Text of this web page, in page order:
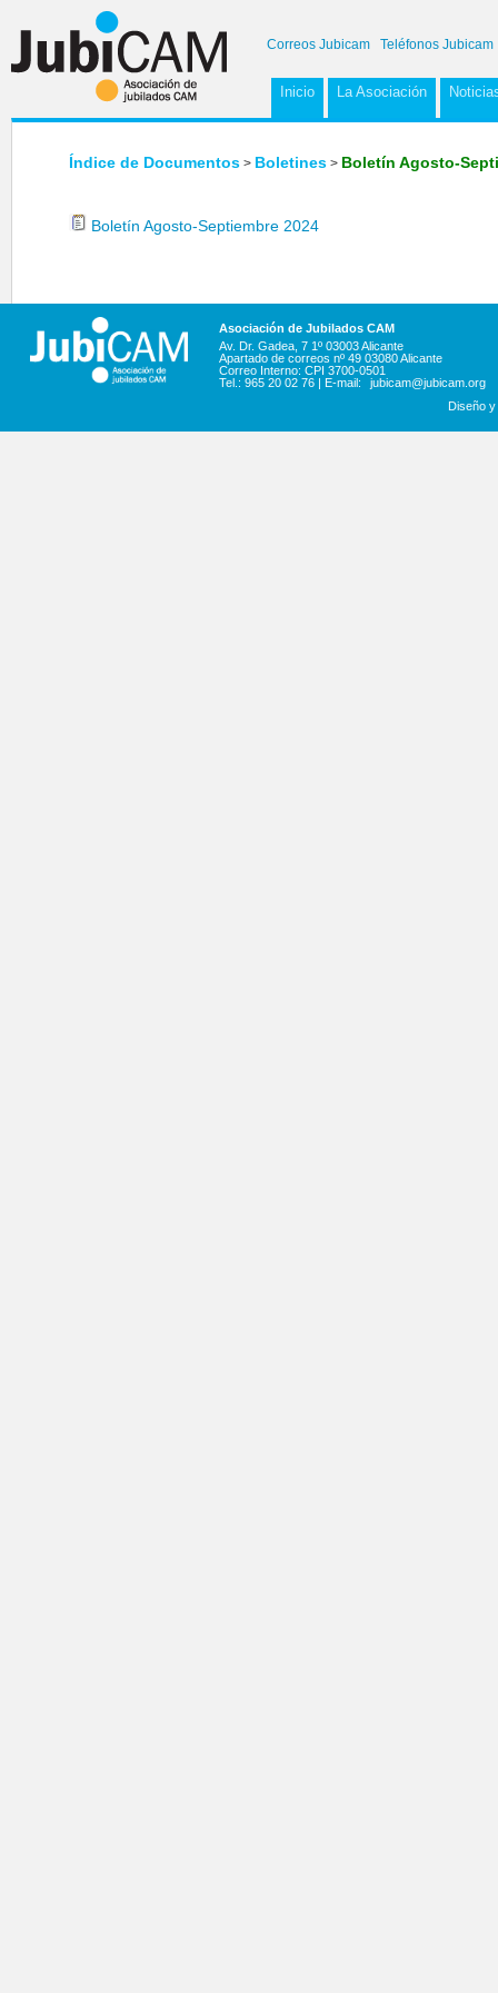
Correos Jubicam Teléfonos Jubicam
Inicio La Asociación
Índice de Documentos > Boletines > Boletín Agosto-
Boletín Agosto-Septiembre 2024
Asociación de Jubilados CAM
Av. Dr. Gadea, 7 1º 03003 Alicante
Apartado de correos nº 49 03080 Alicante
Correo Interno: CPI 3700-0501
Tel.: 965 20 02 76 | E-mail:
jubicam@jubicam.org
Diseño